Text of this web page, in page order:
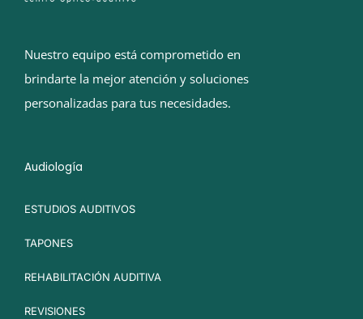
Nuestro equipo está comprometido en
brindarte la mejor atención y soluciones
personalizadas para tus necesidades.
Audiología
ESTUDIOS AUDITIVOS
TAPONES
REHABILITACIÓN AUDITIVA
REVISIONES